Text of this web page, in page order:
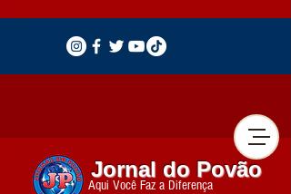
Jornal do Povão
Aqui Você Faz a Diferença